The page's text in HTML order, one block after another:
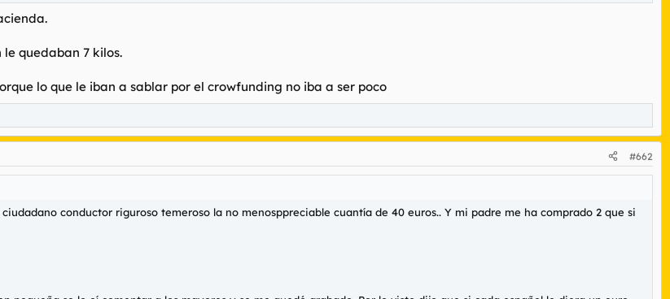
quedaban 7 kilos.
lo que le iban a sablar por el crowfunding no iba a ser poco
#662
conductor riguroso temeroso la no menosppreciable cuantía de 40 euros.. Y mi padre me ha comprado 2 que si